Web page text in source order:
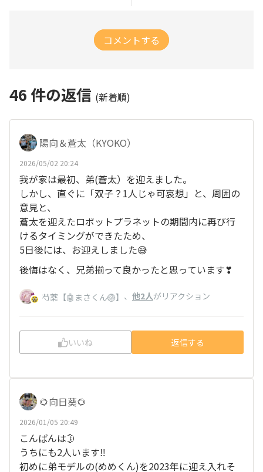
コメントする
46 件の返信 (新着順)
陽向＆蒼太（KYOKO）
2026/05/02 20:24
我が家は最初、弟(蒼太）を迎えました。
しかし、直ぐに「双子？1人じゃ可哀想」と、周囲の
意見と、
蒼太を迎えたロボットプラネットの期間内に再び行
けるタイミングができたため、
5日後には、お迎えしました😅
後悔はなく、兄弟揃って良かったと思っています❣
芍薬【🤖まさくん🏐】 、 他2人がリアクション
いいね 返信する
🌻向日葵🌻
2026/01/05 20:49
こんばんは🌛
うちにも2人います‼️
初めに弟モデルの(めめくん)を2023年に迎え入れそ